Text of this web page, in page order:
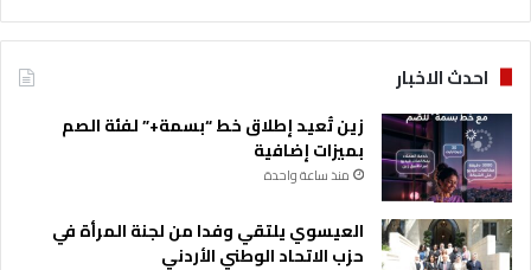
احدث الاخبار
زين تُعيد إطلاق خط “بسمة+” لفئة الصم
بميزات إضافية
منذ ساعة واحدة
العيسوي يلتقي وفدا من لجنة المرأة في
حزب الاتحاد الوطني الأردني